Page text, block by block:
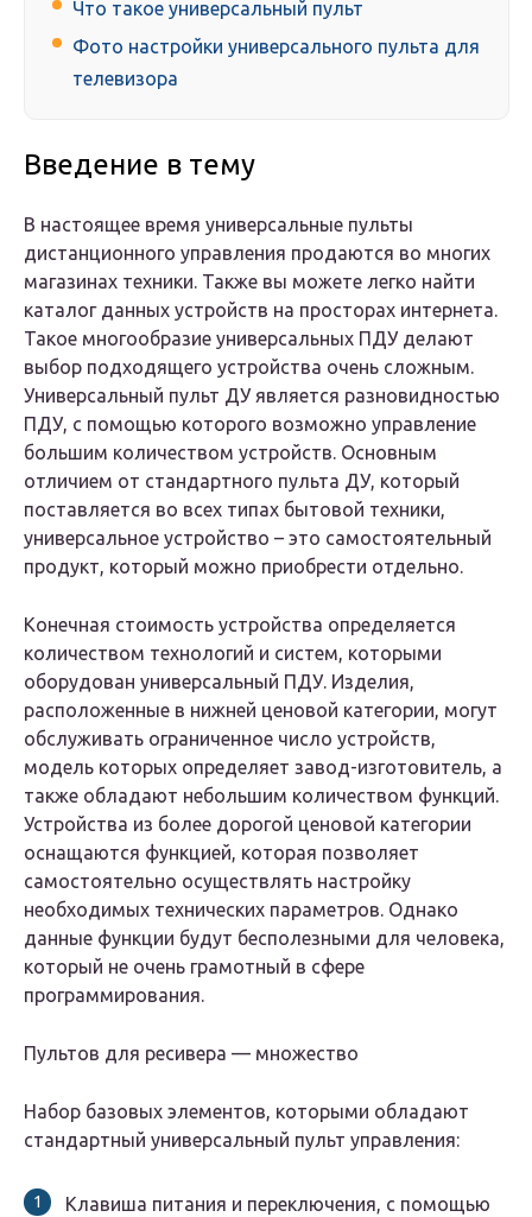
Что такое универсальный пульт
Фото настройки универсального пульта для
телевизора
Введение в тему
В настоящее время универсальные пульты
дистанционного управления продаются во многих
магазинах техники. Также вы можете легко найти
каталог данных устройств на просторах интернета.
Такое многообразие универсальных ПДУ делают
выбор подходящего устройства очень сложным.
Универсальный пульт ДУ является разновидностью
ПДУ, с помощью которого возможно управление
большим количеством устройств. Основным
отличием от стандартного пульта ДУ, который
поставляется во всех типах бытовой техники,
универсальное устройство – это самостоятельный
продукт, который можно приобрести отдельно.
Конечная стоимость устройства определяется
количеством технологий и систем, которыми
оборудован универсальный ПДУ. Изделия,
расположенные в нижней ценовой категории, могут
обслуживать ограниченное число устройств,
модель которых определяет завод-изготовитель, а
также обладают небольшим количеством функций.
Устройства из более дорогой ценовой категории
оснащаются функцией, которая позволяет
самостоятельно осуществлять настройку
необходимых технических параметров. Однако
данные функции будут бесполезными для человека,
который не очень грамотный в сфере
программирования.
Пультов для ресивера — множество
Набор базовых элементов, которыми обладают
стандартный универсальный пульт управления:
Клавиша питания и переключения, с помощью